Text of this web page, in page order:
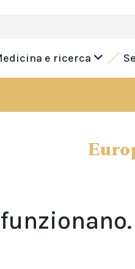
e ricerca